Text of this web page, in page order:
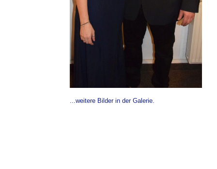
...weitere Bilder in der Galerie.